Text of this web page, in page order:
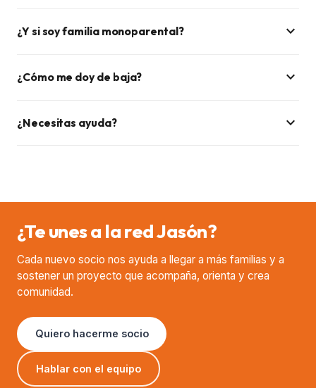
¿Y si soy familia monoparental? expand_more
¿Cómo me doy de baja? expand_more
¿Necesitas ayuda? expand_more
¿Te unes a la red Jasón?
Cada nuevo socio nos ayuda a llegar a más familias y a
sostener un proyecto que acompaña, orienta y crea
comunidad.
Quiero hacerme socio
Hablar con el equipo